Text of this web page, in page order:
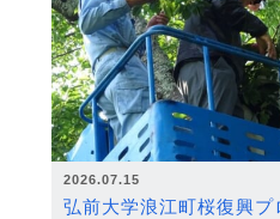
2026.07.15
弘前大学浪江町桜復興